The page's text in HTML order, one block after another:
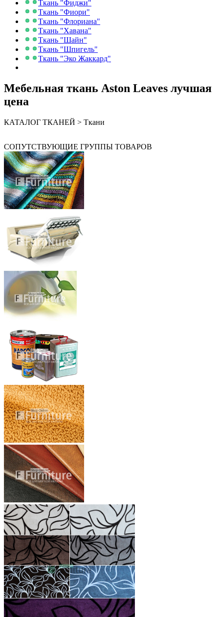
Ткань "Фиджи"
Ткань "Фиори"
Ткань "Флориана"
Ткань "Хавана"
Ткань "Шайн"
Ткань "Шпигель"
Ткань "Эко Жаккард"
Мебельная ткань Aston Leaves лучшая
цена
КАТАЛОГ ТКАНЕЙ > Ткани
СОПУТСТВУЮЩИЕ ГРУППЫ ТОВАРОВ